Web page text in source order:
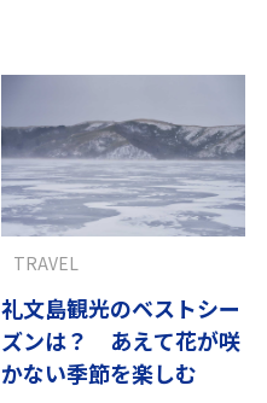
礼文島観光のベストシー
ズンは？ あえて花が咲
かない季節を楽しむ
TRAVEL